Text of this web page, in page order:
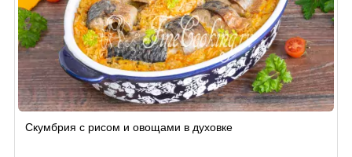
Скумбрия с рисом и овощами в духовке